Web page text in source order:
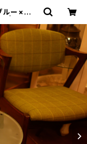
ー×オレ
プ・古着